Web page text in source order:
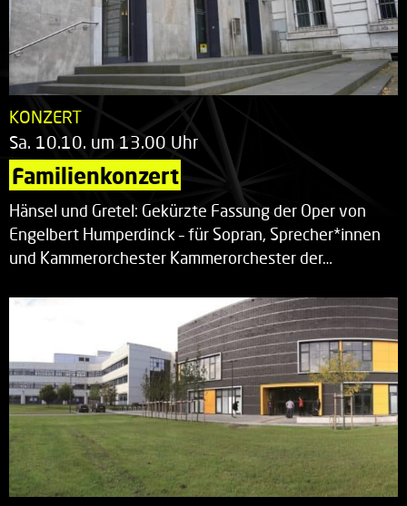
KONZERT
Sa. 10.10. um 13.00 Uhr
Familienkonzert
Hänsel und Gretel: Gekürzte Fassung der Oper von
Engelbert Humperdinck – für Sopran, Sprecher*innen
und Kammerorchester Kammerorchester der…